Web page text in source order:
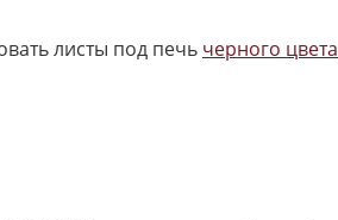
листы под печь черного цвета